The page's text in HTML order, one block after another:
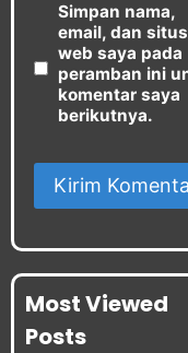
Simpan nama,
email, dan situs
web saya pada
peramban ini
komentar saya
berikutnya.
Most Viewed
Posts